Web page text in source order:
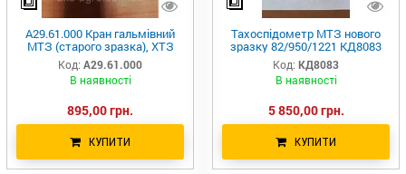
А29.61.000 Кран гальмівний
МТЗ (старого зразка), ХТЗ
Код: А29.61.000
В наявності
895,00 грн.
КУПИТИ
Тахоспідометр МТЗ нового
зразку 82/950/1221 КД8083
Код: КД8083
В наявності
5 850,00 грн.
КУПИТИ